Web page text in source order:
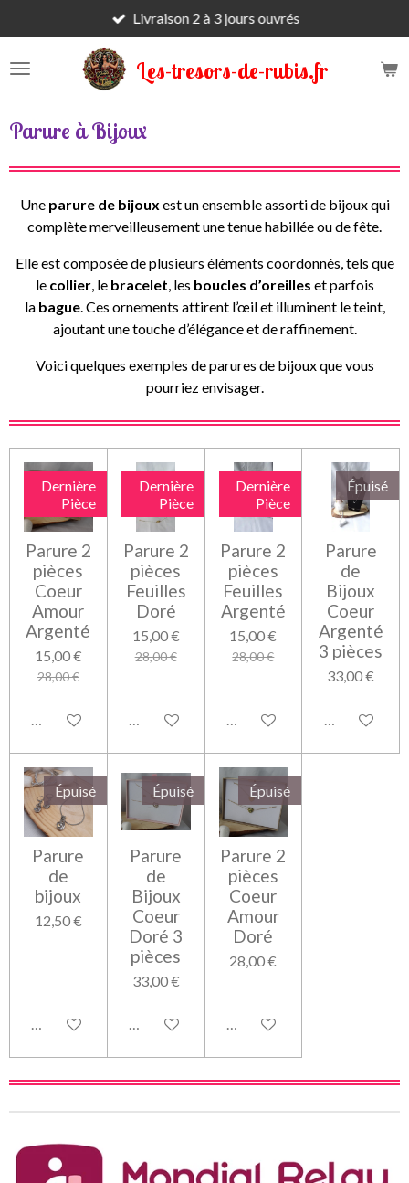
au
contenu
Les-tresors-de-rubis.fr
Livraison 2 à 3 jours ouvrés
Parure à Bijoux
Une parure de bijoux est un ensemble assorti de bijoux qui
complète merveilleusement une tenue habillée ou de fête.
Elle est composée de plusieurs éléments coordonnés, tels que
le collier, le bracelet, les boucles d’oreilles et parfois
la bague. Ces ornements attirent l’œil et illuminent le teint,
ajoutant une touche d’élégance et de raffinement.
Voici quelques exemples de parures de bijoux que vous
pourriez envisager.
Dernière
Pièce
Parure 2
pièces
Coeur
Amour
Argenté
15,00 €
28,00 €
Ajouter au panier
Dernière
Pièce
Parure 2
pièces
Feuilles
Doré
15,00 €
28,00 €
Ajouter au panier
Dernière
Pièce
Parure 2
pièces
Feuilles
Argenté
15,00 €
28,00 €
Ajouter au panier
Épuisé
Parure
de
Bijoux
Coeur
Argenté
3 pièces
33,00 €
M'avertir si
Épuisé
Parure
de
bijoux
12,50 €
M'avertir si disponible
Épuisé
Parure
de
Bijoux
Coeur
Doré 3
pièces
33,00 €
M'avertir si disponible
Épuisé
Parure 2
pièces
Coeur
Amour
Doré
28,00 €
M'avertir si disponible